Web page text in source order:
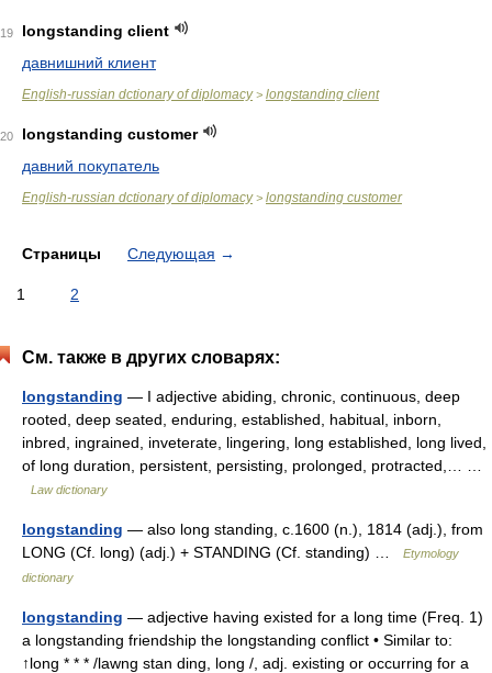
19
longstanding client
давнишний клиент
English-russian dctionary of diplomacy> longstanding client
20
longstanding customer
давний покупатель
English-russian dctionary of diplomacy> longstanding customer
Страницы Следующая →
1 2
См. также в других словарях:
longstanding — I adjective abiding, chronic, continuous, deep
rooted, deep seated, enduring, established, habitual, inborn,
inbred, ingrained, inveterate, lingering, long established, long lived,
of long duration, persistent, persisting, prolonged, protracted,… …
Law dictionary
longstanding — also long standing, c.1600 (n.), 1814 (adj.), from
LONG (Cf. long) (adj.) + STANDING (Cf. standing) …
Etymology
dictionary
longstanding — adjective having existed for a long time (Freq. 1)
a longstanding friendship the longstanding conflict • Similar to:
↑long * * * /lawng stan ding, long /, adj. existing or occurring for a